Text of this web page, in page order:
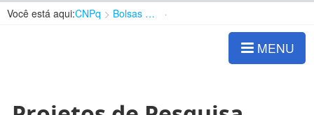
Você está aqui:CNPq Bolsas e Auxílios Vigentes
MENU